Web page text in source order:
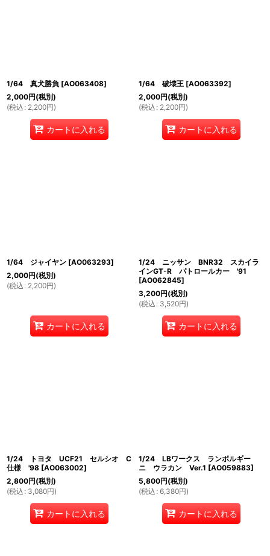
1/64 真犬勝負 [AO063408]
2,000円(税別)
(税込 : 2,200円)
カートに入れる
1/64 破壊王 [AO063392]
2,000円(税別)
(税込 : 2,200円)
カートに入れる
1/64 ジャイヤン [AO063293]
2,000円(税別)
(税込 : 2,200円)
カートに入れる
1/24 ニッサン BNR32 スカイラ
インGT-R パトロールカー '91
[AO062845]
3,200円(税別)
(税込 : 3,520円)
カートに入れる
1/24 トヨタ UCF21 セルシオ C
仕様 '98 [AO063002]
2,800円(税別)
(税込 : 3,080円)
カートに入れる
1/24 LBワークス ランボルギー
ニ ウラカン Ver.1 [AO059883]
5,800円(税別)
(税込 : 6,380円)
カートに入れる